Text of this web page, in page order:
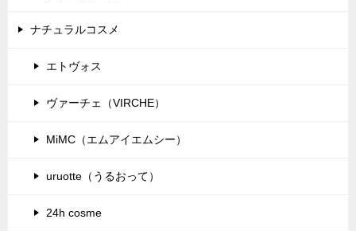
ナチュラルコスメ
エトヴォス
ヴァーチェ（VIRCHE）
MiMC（エムアイエムシー）
uruotte（うるおって）
24h cosme